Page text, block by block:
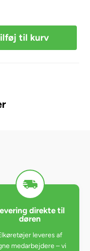
direkte til
døren
leveres af
medarbejdere – vi